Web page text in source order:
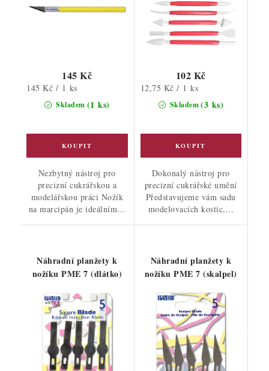
Skladem (1 ks)
145 Kč
Měrná
145 Kč / 1 ks
Nezbytný nástroj pro
precizní cukrářskou a
modelářskou práci Nožík
na marcipán je ideálním...
Skladem(3 ks)
102 Kč
Měrná
12,75 Kč / 1 ks
Dokonalý nástroj pro
precizní cukrářské umění
Představujeme vám sadu
modelovacích kostic,...
Náhradní planžety k
nožíku PME 7 (dlátko)
Náhradní planžety k
nožíku PME 7 (skalpel)